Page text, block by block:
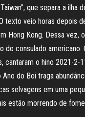
que separa a ilha
texto veio horas depois
Hong Kong. Dessa vez,
do consulado americano.
cantaram o hino 2021-2-
do Boi traga
selvagens em uma
estão morrendo de